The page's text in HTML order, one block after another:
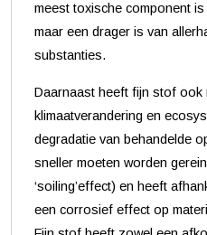
meest toxische component
maar een drager is van
substanties.
Daarnaast heeft fijn stof ook
klimaatverandering en
degradatie van behandelde
sneller moeten worden
‘soiling’effect) en heeft
een corrosief effect op